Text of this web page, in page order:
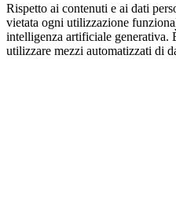
Rispetto ai contenuti e ai dati
vietata ogni utilizzazione
intelligenza artificiale generativa.
utilizzare mezzi automatizzati di